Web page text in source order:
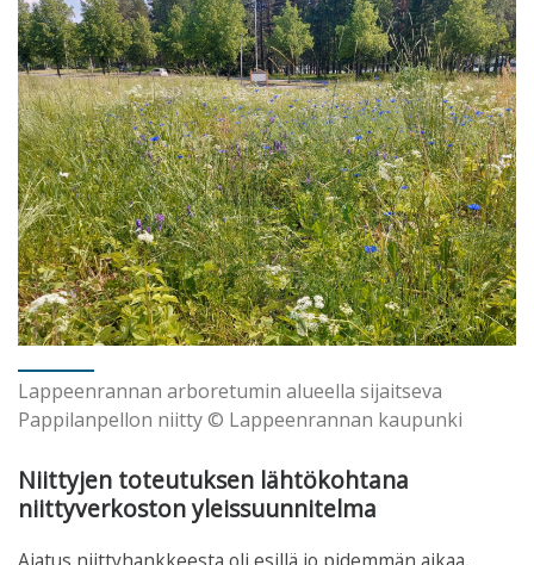
Lappeenrannan arboretumin alueella sijaitseva
Pappilanpellon niitty © Lappeenrannan kaupunki
Niittyjen toteutuksen lähtökohtana
niittyverkoston yleissuunnitelma